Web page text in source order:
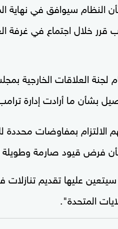
النظام سيوافق في نهاية
قرر خلال اجتماع في غرفة
العلاقات الخارجية
بشأن ما أرادت إدارة
الالتزام بمفاوضات محددة
فرض قيود صارمة وطويلة
سيتعين عليها تقديم
المتحدة".